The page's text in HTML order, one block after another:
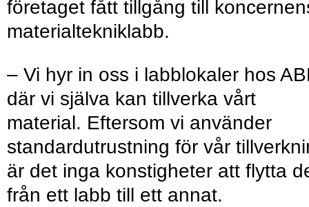
företaget fått tillgång till
materialtekniklabb.
– Vi hyr in oss i labblokaler hos
där vi själva kan tillverka vårt
material. Eftersom vi använder
standardutrustning för vår
är det inga konstigheter att flytta
från ett labb till ett annat.